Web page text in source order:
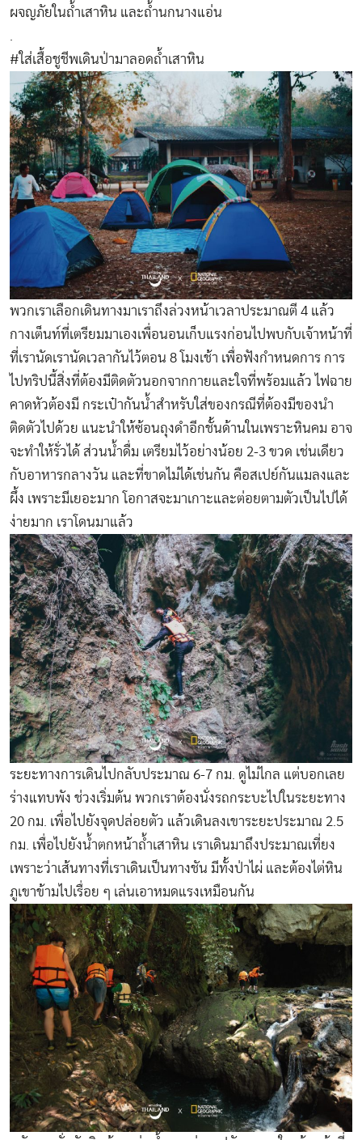
ผจญภัยในถ้ำเสาหิน และถ้ำนกนางแอ่น
#ใส่เสื้อชูชีพเดินป่ามาลอดถ้ำเสาหิน
พวกเราเลือกเดินทางมาเราถึงล่วงหน้าเวลาประมาณตี 4 แล้ว
กางเต็นท์ที่เตรียมมาเองเพื่อนอนเก็บแรงก่อนไปพบกับเจ้าหน้าที่
ที่เรานัดเรานัดเวลากันไว้ตอน 8 โมงเช้า เพื่อฟังกำหนดการ การ
ไปทริปนี้สิ่งที่ต้องมีติดตัวนอกจากกายและใจที่พร้อมแล้ว ไฟฉาย
คาดหัวต้องมี กระเป๋ากันน้ำสำหรับใส่ของกรณีที่ต้องมีของนำ
ติดตัวไปด้วย แนะนำให้ซ้อนถุงดำอีกชั้นด้านในเพราะหินคม อาจ
จะทำให้รั่วได้ ส่วนน้ำดื่ม เตรียมไว้อย่างน้อย 2-3 ขวด เช่นเดียว
กับอาหารกลางวัน และที่ขาดไม่ได้เช่นกัน คือสเปย์กันแมลงและ
ผึ้ง เพราะมีเยอะมาก โอกาสจะมาเกาะและต่อยตามตัวเป็นไปได้
ง่ายมาก เราโดนมาแล้ว
ระยะทางการเดินไปกลับประมาณ 6-7 กม. ดูไม่ไกล แต่บอกเลย
ร่างแทบพัง ช่วงเริ่มต้น พวกเราต้องนั่งรถกระบะไปในระยะทาง
20 กม. เพื่อไปยังจุดปล่อยตัว แล้วเดินลงเขาระยะประมาณ 2.5
กม. เพื่อไปยังน้ำตกหน้าถ้ำเสาหิน เราเดินมาถึงประมาณเที่ยง
เพราะว่าเส้นทางที่เราเดินเป็นทางชัน มีทั้งป่าไผ่ และต้องไต่หิน
ภูเขาข้ามไปเรื่อย ๆ เล่นเอาหมดแรงเหมือนกัน